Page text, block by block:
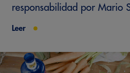
responsabilidad por Mario
Leer